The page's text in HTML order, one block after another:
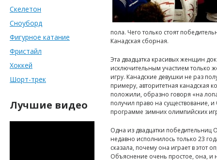
Скелетон
Сноуборд
Фигурное катание
Фристайл
Хоккей
Шорт-трек
Лучшие видео
пола. Чего только стоят
Канадская сборная.
Эта двадцатка красивых женщин
исключительным участием только
игру. Канадские девушки не раз
примеру, авторитетная канадская
положили, образно говоря «на
получил право на существование,
программе зимних олимпийских
Одна из двадцатки победительниц
недавно исполнилось только 23
сказала, почему она играет в этот
Объяснение очень простое, она, и